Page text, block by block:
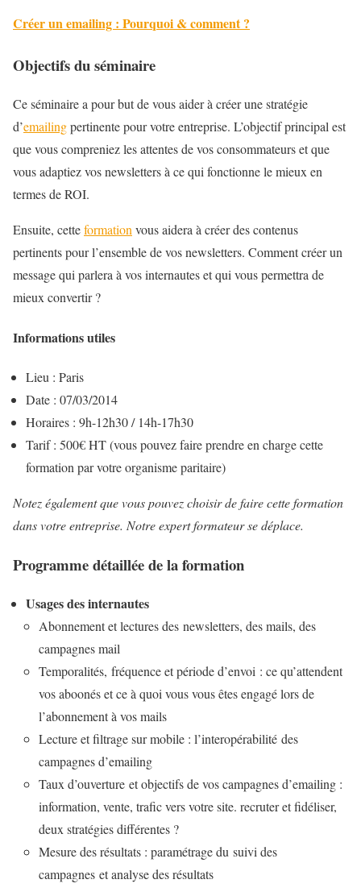
Créer un emailing : Pourquoi & comment ?
Objectifs du séminaire
Ce séminaire a pour but de vous aider à créer une stratégie
d’emailingpertinente pour votre entreprise. L’objectif principal est
que vous compreniez les attentes de vos consommateurs et que
vous adaptiez vos newsletters à ce qui fonctionne le mieux en
termes de ROI.
Ensuite, cetteformationvous aidera à créer des contenus
pertinents pour l’ensemble de vos newsletters. Comment créer un
message qui parlera à vos internautes et qui vous permettra de
mieux convertir ?
Informations utiles
Lieu : Paris
Date : 07/03/2014
Horaires : 9h-12h30 / 14h-17h30
Tarif : 500€ HT (vous pouvez faire prendre en charge cette
formation par votre organisme paritaire)
Notez également que vous pouvez choisir de faire cette formation
dans votre entreprise. Notre expert formateur se déplace.
Programme détaillée de la formation
Usages des internautes
Abonnement et lectures des newsletters, des mails, des
campagnes mail
Temporalités, fréquence et période d’envoi : ce qu’attendent
vos aboonés et ce à quoi vous vous êtes engagé lors de
l’abonnement à vos mails
Lecture et filtrage sur mobile : l’interopérabilité des
campagnes d’emailing
Taux d’ouverture et objectifs de vos campagnes d’emailing :
information, vente, trafic vers votre site. recruter et fidéliser,
deux stratégies différentes ?
Mesure des résultats : paramétrage du suivi des
campagnes et analyse des résultats